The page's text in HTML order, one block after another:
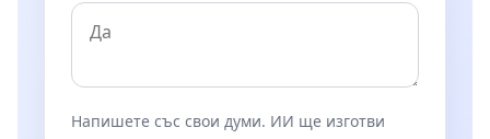
Напишете със свои думи. ИИ ще изготви